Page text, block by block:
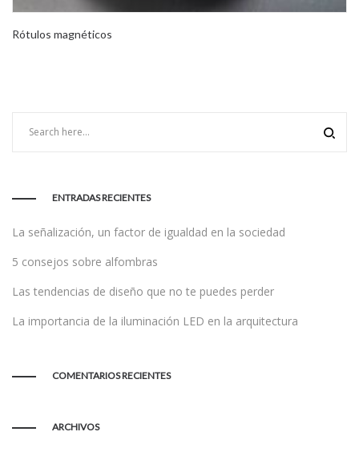
Rótulos magnéticos
ENTRADAS RECIENTES
La señalización, un factor de igualdad en la sociedad
5 consejos sobre alfombras
Las tendencias de diseño que no te puedes perder
La importancia de la iluminación LED en la arquitectura
COMENTARIOS RECIENTES
ARCHIVOS